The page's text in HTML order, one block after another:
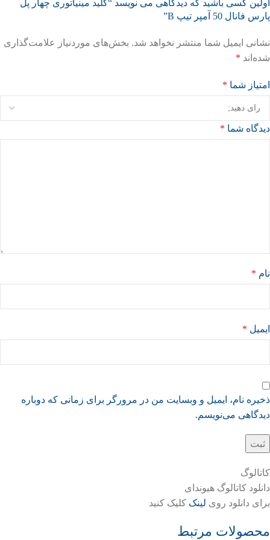
اولین کسی باشید که دیدگاهی می نویسد “کلید مینیاتوری چهار پل
پارس فانال 50 آمپر تیپ B”
نشانی ایمیل شما منتشر نخواهد شد. بخش‌های موردنیاز علامت‌گذاری
شده‌اند *
امتیاز شما *
دیدگاه شما *
نام *
ایمیل *
ذخیره نام، ایمیل و وبسایت من در مرورگر برای زمانی که دوباره
دیدگاهی می‌نویسم.
کاتالوگ
دانلود کاتالوگ هیوندای
برای دانلود روی لینک کلیک کنید
محصولات مرتبط